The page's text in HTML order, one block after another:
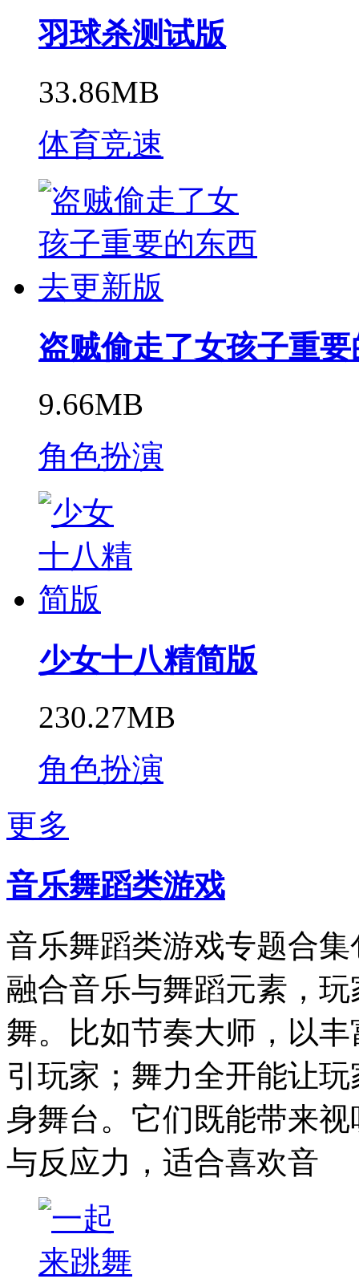
羽球杀测试版
33.86MB
体育竞速
盗贼偷走了女孩子重
9.66MB
角色扮演
少女十八精简版
230.27MB
角色扮演
更多
音乐舞蹈类游戏
音乐舞蹈类游戏专题合
融合音乐与舞蹈元素，
舞。比如节奏大师，以
引玩家；舞力全开能让
身舞台。它们既能带来
与反应力，适合喜欢音